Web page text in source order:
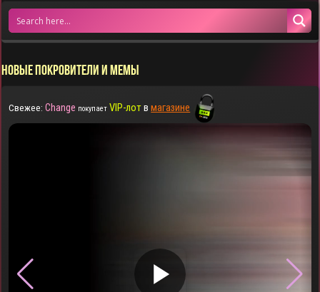
НОВЫЕ ПОКРОВИТЕЛИ И МЕМЫ
Свежее: Change покупает VIP-лотвмагазине
▶